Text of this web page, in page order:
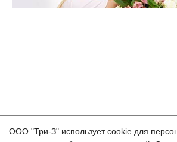
Контакты
ООО "Три-З" использует cookie для